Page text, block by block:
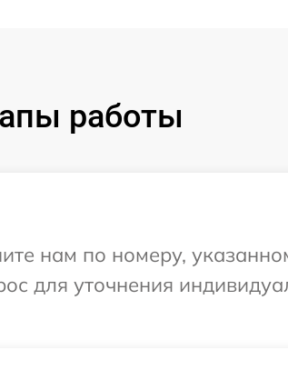
работы
нам по номеру,
для уточнения